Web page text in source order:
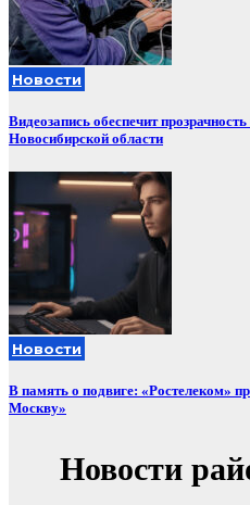
Новости
Видеозапись обеспечит
Новосибирской области
Новости
В память о подвиге: «Ростелеком»
Москву»